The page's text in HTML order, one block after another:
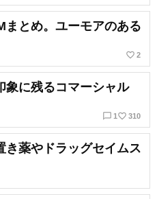
まとめ。ユーモアのある
favorite_border 2
象に残るコマーシャル
chat_bubble_outline 1 favorite_border 310
き薬やドラッグセイムス